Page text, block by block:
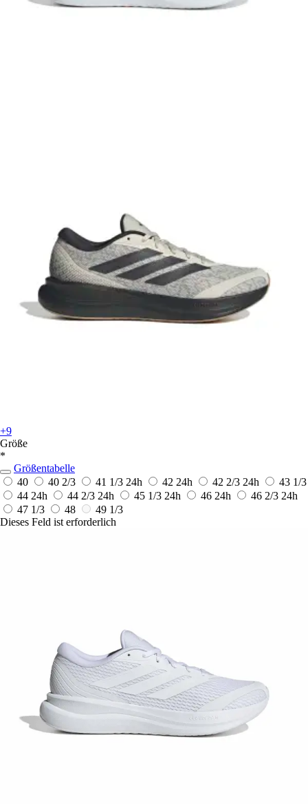
+9
Größe
*
Größentabelle
40
40 2/3 41 1/3 24h 42 24h 42 2/3 24h
43 1/3
44 24h 44 2/3 24h 45 1/3 24h 46 24h 46 2/3 24h
47 1/3
48
49 1/3
Dieses Feld ist erforderlich